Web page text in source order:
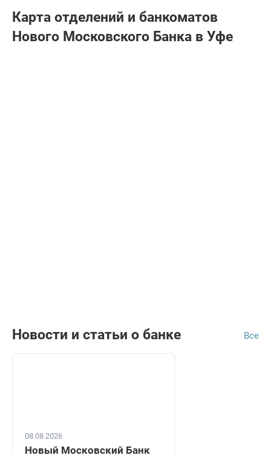
Карта отделений и банкоматов
Нового Московского Банка в Уфе
Новости и статьи о банке Все
08.08.2026
Новый Московский Банк